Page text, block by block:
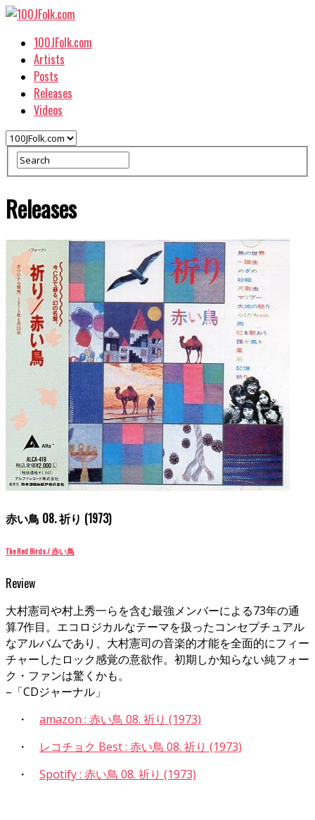
100JFolk.com
Artists
Posts
Releases
Videos
Releases
赤い鳥 08. 祈り (1973)
The Red Birds / 赤い鳥
Review
大村憲司や村上秀一らを含む最強メンバーによる73年の通
算7作目。エコロジカルなテーマを扱ったコンセプチュアル
なアルバムであり、大村憲司の音楽的才能を全面的にフィー
チャーしたロック感覚の意欲作。初期しか知らない純フォー
ク・ファンは驚くかも。
–「CDジャーナル」
・ amazon : 赤い鳥 08. 祈り (1973)
・ レコチョク Best : 赤い鳥 08. 祈り (1973)
・ Spotify : 赤い鳥 08. 祈り (1973)